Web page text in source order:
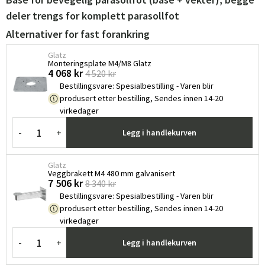
deler trengs for komplett parasollfot
Alternativer for fast forankring
Glatz
Monteringsplate M4/M8 Glatz ​
4 068 kr 4 520 kr
Bestillingsvare: Spesialbestilling - Varen blir
produsert etter bestilling, Sendes innen 14-20
virkedager
- + Legg i handlekurven
Glatz
Veggbrakett M4 480 mm galvanisert
7 506 kr 8 340 kr
Bestillingsvare: Spesialbestilling - Varen blir
produsert etter bestilling, Sendes innen 14-20
virkedager
- + Legg i handlekurven